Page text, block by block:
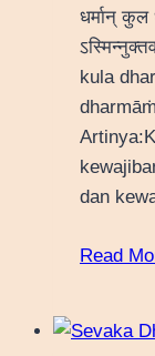
धर्मान् कुल
kula
dan
Read